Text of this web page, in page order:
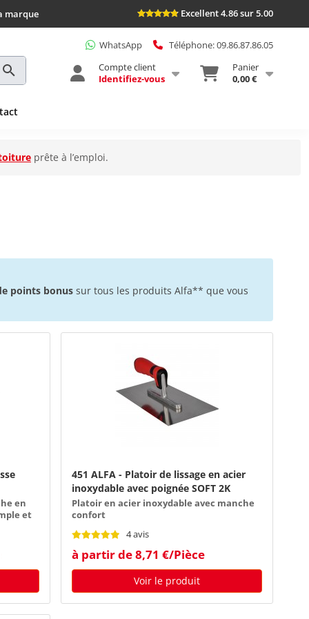
marque Excellent 4.86 sur 5.00
WhatsApp
Téléphone: 09.86.87.86.05
Compte client
Identifiez-vous
Panier
0,00 €
prête à l’emploi.
points bonus sur tous les produits Alfa** que vous
en
et
451 ALFA - Platoir de lissage en acier
inoxydable avec poignée SOFT 2K
Platoir en acier inoxydable avec manche
confort
4 avis
à partir de 8,71 €/Pièce
Voir le produit